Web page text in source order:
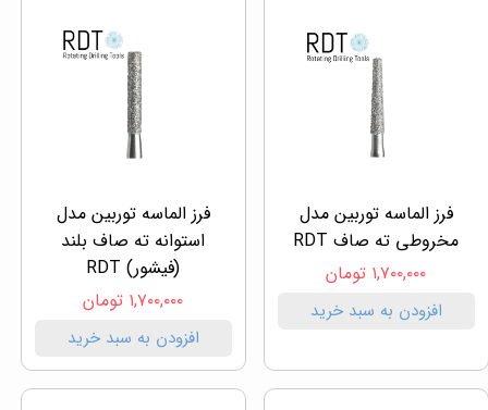
فرز الماسه توربین مدل
مخروطی ته صاف RDT
۱,۷۰۰,۰۰۰ تومان
افزودن به سبد خرید
فرز الماسه توربین مدل
استوانه ته صاف بلند
(فیشور) RDT
۱,۷۰۰,۰۰۰ تومان
افزودن به سبد خرید